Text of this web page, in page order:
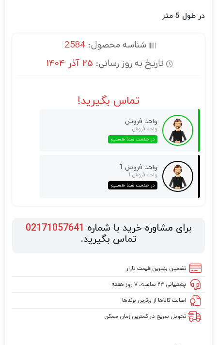
در طول 5 متر
شناسه محصول: 2584
تاریخ به روز رسانی: 25 آذر 1404
تماس بگیرید!
واحد فروش
واحد فروش
در خدمت شما هستیم
واحد فروش 1
واحد فروش 1
در خدمت شما هستیم
برای مشاوره خرید با شماره 02171057641
تماس بگیرید.
تضمین بهترین قیمت بازار
پشتیبانی ۲۴ ساعته، ۷ روز هفته
اصالت کالاها از برترین برندها
تحویل سریع در کمترین زمان ممکن